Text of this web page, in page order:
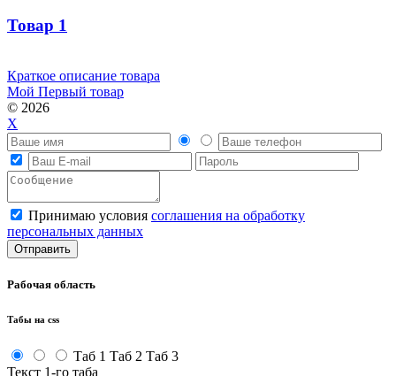
Товар 1
Краткое описание товара
Мой Первый товар
© 2026
X
Принимаю условия соглашения на обработку
персональных данных
Рабочая область
Табы на css
Таб 1 Таб 2 Таб 3
Текст 1-го таба